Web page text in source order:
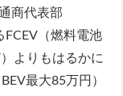
商代表部
FCEV（燃料電池
よりもはるかに
最大85万円）